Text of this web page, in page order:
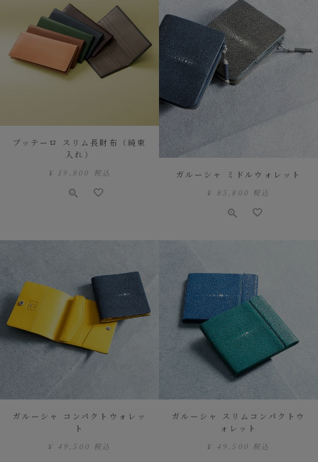
ブッテーロ スリム長財布（純束
入れ）
¥ 19,800 税込 ガルーシャ ミドルウォレット
¥ 85,800 税込
ガルーシャ コンパクトウォレッ
ト
¥ 49,500 税込
ガルーシャ スリムコンパクトウ
ォレット
¥ 49,500 税込